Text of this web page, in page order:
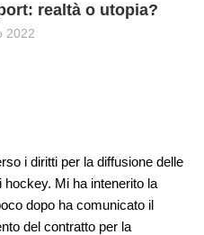
realtà o utopia?
2022
i diritti per la diffusione delle
Mi ha intenerito la
dopo ha comunicato il
del contratto per la